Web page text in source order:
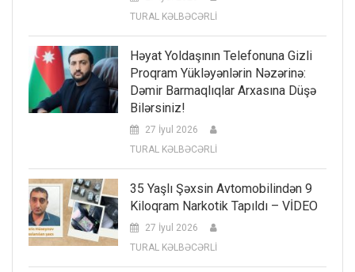
TURAL KƏLBƏCƏRLİ
Həyat Yoldaşının Telefonuna Gizli
Proqram Yükləyənlərin Nəzərinə:
Dəmir Barmaqlıqlar Arxasına Düşə
Bilərsiniz!
27 İyul 2026
TURAL KƏLBƏCƏRLİ
35 Yaşlı Şəxsin Avtomobilindən 9
Kiloqram Narkotik Tapıldı – VİDEO
27 İyul 2026
TURAL KƏLBƏCƏRLİ